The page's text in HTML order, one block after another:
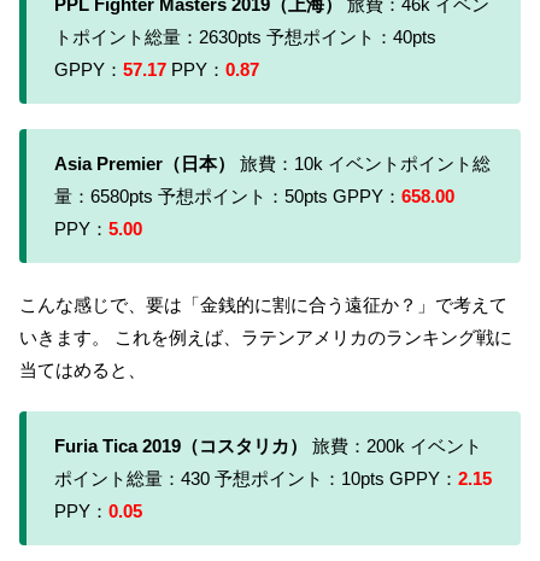
PPL Fighter Masters 2019（上海）
旅費：46k イベン
トポイント総量：2630pts 予想ポイント：40pts
GPPY： 57.17PPY： 0.87
Asia Premier（日本）
旅費：10k イベントポイント総
量：6580pts 予想ポイント：50pts GPPY： 658.00
PPY： 5.00
こんな感じで、要は「金銭的に割に合う遠征か？」で考えて
いきます。 これを例えば、ラテンアメリカのランキング戦に
当てはめると、
Furia Tica 2019（コスタリカ）
旅費：200k イベント
ポイント総量：430 予想ポイント：10pts GPPY： 2.15
PPY： 0.05